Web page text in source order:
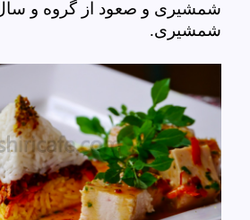
شمشیری و صعود از گروه و
شمشیری.